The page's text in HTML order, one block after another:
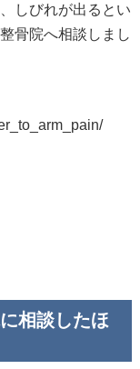
しびれが出るとい
骨院へ相談しまし
相談したほ